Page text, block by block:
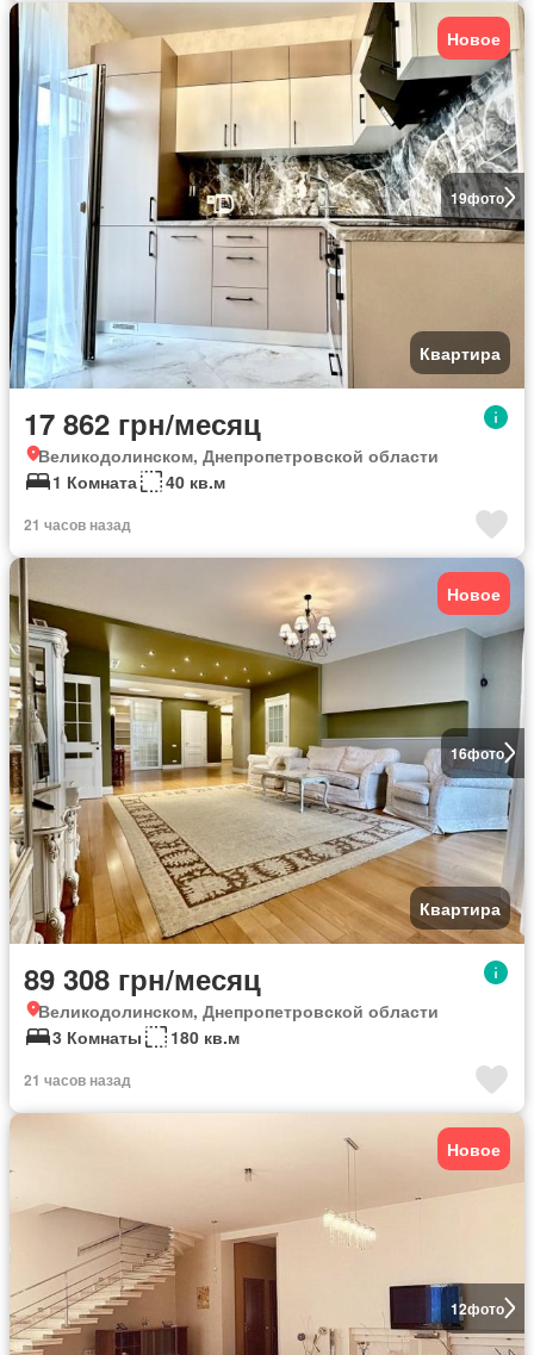
19фото
Новое
Квартира
17 862 грн/месяц
Великодолинском, Днепропетровской области
1 Комната
40 кв.м
21 часов назад
16фото
Новое
Квартира
89 308 грн/месяц
Великодолинском, Днепропетровской области
3 Комнаты
180 кв.м
21 часов назад
12фото
Новое